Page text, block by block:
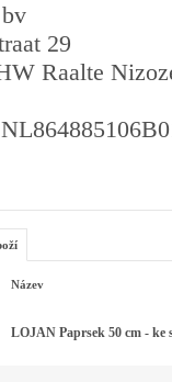
29
Raalte
Název
LOJAN Paprsek 50 cm -